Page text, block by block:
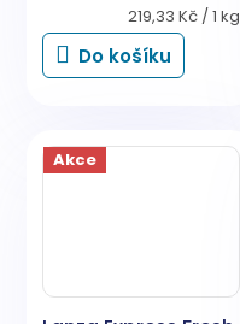
Měrná
cena:
219,33 Kč / 1 kg
Do košíku
Akce